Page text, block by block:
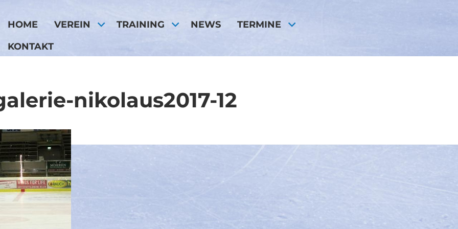
HOME VEREIN TRAINING NEWS TERMINE
KONTAKT
nikolaus2017-12